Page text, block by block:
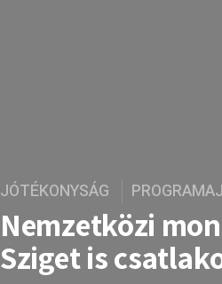
JÓTÉKONYSÁG
Nemzetközi
Sziget is